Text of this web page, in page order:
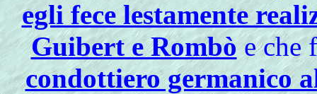
egli fece lestamente
Guibert e Rombòe che
condottiero germanico